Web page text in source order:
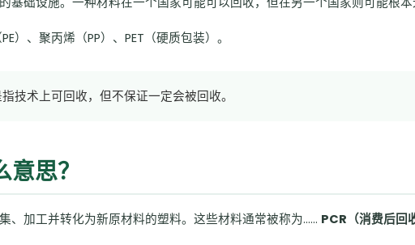
）、聚丙烯（PP）、PET（硬质包装）。
技术上可回收，但不保证一定会被回收。
思？
、加工并转化为新原材料的塑料。这些材料通常被称为…… PCR（消费后回